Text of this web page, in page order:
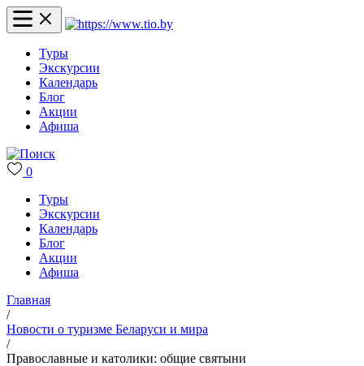
Туры
Экскурсии
Календарь
Блог
Акции
Афиша
0
Туры
Экскурсии
Календарь
Блог
Акции
Афиша
Главная
/
Новости о туризме Беларуси и мира
/
Православные и католики: общие святыни